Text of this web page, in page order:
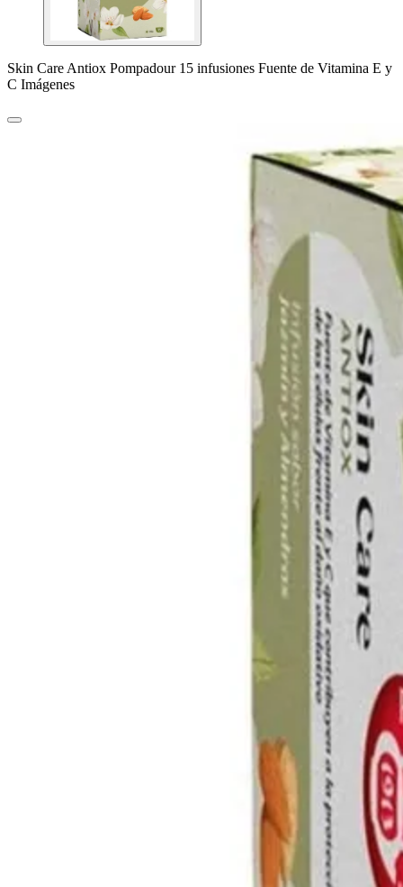
Skin Care Antiox Pompadour 15 infusiones Fuente de Vitamina E y
C Imágenes